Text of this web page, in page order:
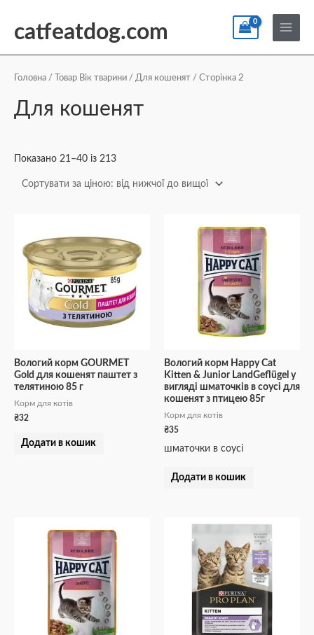
catfeatdog.com
Main
Menu
Головна / Товар Вік тварини / Для кошенят / Сторінка 2
Для кошенят
Показано 21–40 із 213
ціною:
до
найвищої
Вологий корм GOURMET
Gold для кошенят паштет з
телятиною 85 г
Корм для котів
₴32
Додати в кошик
Вологий корм Happy Cat
Kitten & Junior LandGeflügel у
вигляді шматочків в cоусі для
кошенят з птицею 85г
Корм для котів
₴35
шматочки в соусі
Додати в кошик